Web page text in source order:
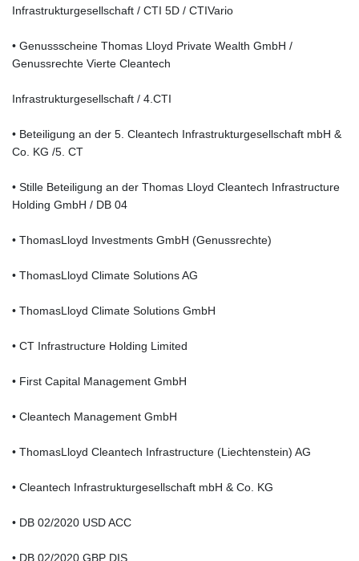
Infrastrukturgesellschaft / CTI 5D / CTIVario
• Genussscheine Thomas Lloyd Private Wealth GmbH /
Genussrechte Vierte Cleantech
Infrastrukturgesellschaft / 4.CTI
• Beteiligung an der 5. Cleantech Infrastrukturgesellschaft mbH &
Co. KG /5. CT
• Stille Beteiligung an der Thomas Lloyd Cleantech Infrastructure
Holding GmbH / DB 04
• ThomasLloyd Investments GmbH (Genussrechte)
• ThomasLloyd Climate Solutions AG
• ThomasLloyd Climate Solutions GmbH
• CT Infrastructure Holding Limited
• First Capital Management GmbH
• Cleantech Management GmbH
• ThomasLloyd Cleantech Infrastructure (Liechtenstein) AG
• Cleantech Infrastrukturgesellschaft mbH & Co. KG
• DB 02/2020 USD ACC
• DB 02/2020 GBP DIS